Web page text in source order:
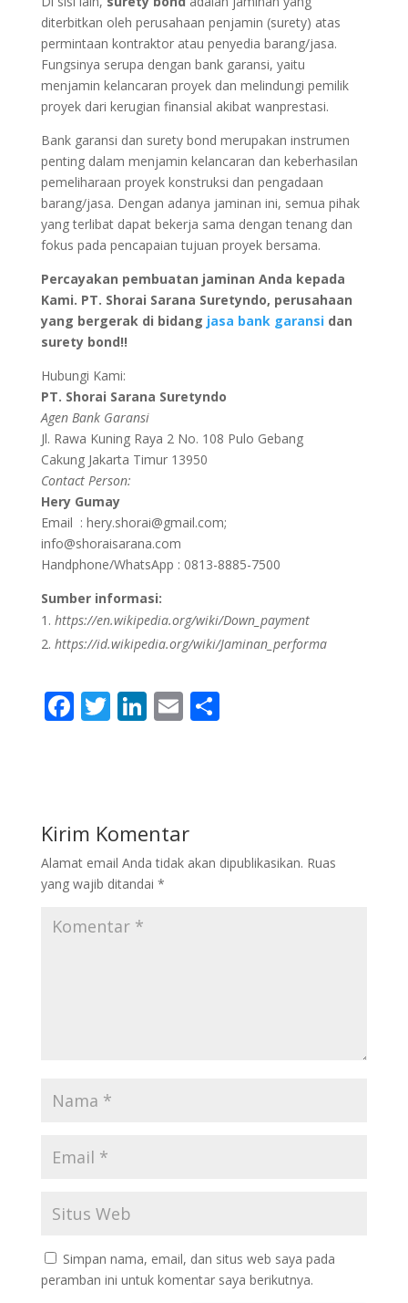
diterbitkan oleh perusahaan penjamin (surety) atas
permintaan kontraktor atau penyedia barang/jasa.
Fungsinya serupa dengan bank garansi, yaitu
menjamin kelancaran proyek dan melindungi pemilik
proyek dari kerugian finansial akibat wanprestasi.
Bank garansi dan surety bond merupakan instrumen
penting dalam menjamin kelancaran dan keberhasilan
pemeliharaan proyek konstruksi dan pengadaan
barang/jasa. Dengan adanya jaminan ini, semua pihak
yang terlibat dapat bekerja sama dengan tenang dan
fokus pada pencapaian tujuan proyek bersama.
Percayakan pembuatan jaminan Anda kepada
Kami. PT. Shorai Sarana Suretyndo, perusahaan
yang bergerak di bidang jasa bank garansidan
surety bond!!
Hubungi Kami:
PT. Shorai Sarana Suretyndo
Agen Bank Garansi
Jl. Rawa Kuning Raya 2 No. 108 Pulo Gebang
Cakung Jakarta Timur 13950
Contact Person:
Hery Gumay
Email : hery.shorai@gmail.com;
info@shoraisarana.com
Handphone/WhatsApp : 0813-8885-7500
Sumber informasi:
https://en.wikipedia.org/wiki/Down_payment
https://id.wikipedia.org/wiki/Jaminan_performa
F
o
o
k
T Li
dI
n
E S
Kirim Komentar
Alamat email Anda tidak akan dipublikasikan. Ruas
yang wajib ditandai *
Simpan nama, email, dan situs web saya pada
peramban ini untuk komentar saya berikutnya.